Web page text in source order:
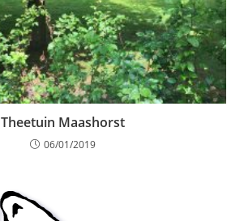
Theetuin Maashorst
06/01/2019